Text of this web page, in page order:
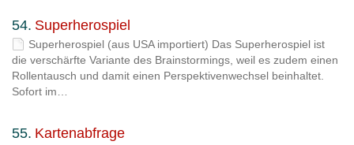
54. Superherospiel
Superherospiel (aus USA importiert) Das Superherospiel ist
die verschärfte Variante des Brainstormings, weil es zudem einen
Rollentausch und damit einen Perspektivenwechsel beinhaltet.
Sofort im…
55. Kartenabfrage